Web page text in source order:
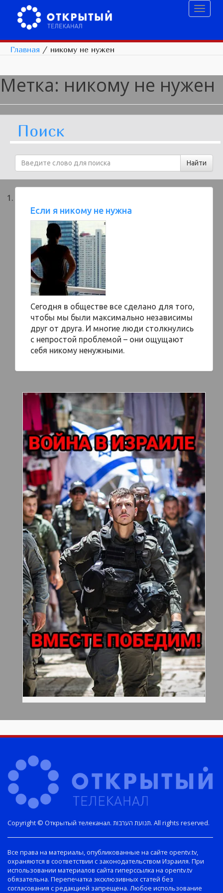
Главная / никому не нужен
Метка: никому не нужен
Поиск
Если я никому не нужна
Сегодня в обществе все сделано для того,
чтобы мы были максимально независимы
друг от друга. И многие люди столкнулись
с непростой проблемой – они ощущают
себя никому ненужными.
Copyright © Открытый телеканал. תנועת הערבות. All rights reserved.
Все права на материалы, опубликованные на сайте opentv.tv,
охраняются в соответствии с законодательством Израиля. При
использовании материалов сайта гиперссылка на opentv.tv
обязательна. Перепечатка эксклюзивных статей без
согласования с редакцией запрещена. Любое использование